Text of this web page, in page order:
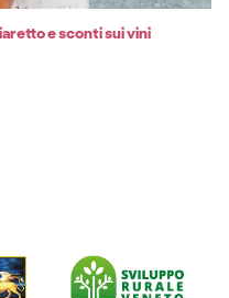
e sconti sui vini